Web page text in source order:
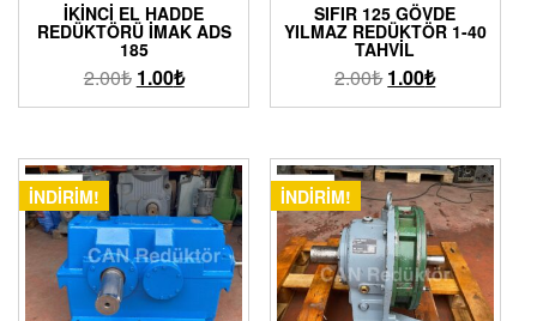
İKINCI EL HADDE
REDÜKTÖRÜ İMAK ADS
185
2.00₺ 1.00₺
SIFIR 125 GÖVDE
YILMAZ REDÜKTÖR 1-40
TAHVIL
2.00₺ 1.00₺
İNDIRIM! İNDIRIM!